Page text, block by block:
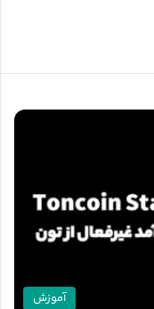
آموزش